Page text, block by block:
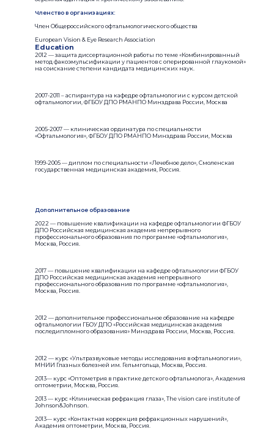
Членство в организациях:
Член Общероссийского офтальмологического общества
European Vision & Eye Research Association
Education
2012 — защита диссертационной работы по теме «Комбинированный
метод факоэмульсификации у пациентов с оперированной глаукомой»
на соискание степени кандидата медицинских наук.
2007-2011 – аспирантура на кафедре офтальмологии с курсом детской
офтальмологии, ФГБОУ ДПО РМАНПО Минздрава России, Москва​
2005-2007 — клиническая ординатура по специальности
«Офтальмология», ФГБОУ ДПО РМАНПО Минздрава России, Москва
1999-2005 — диплом по специальности «Лечебное дело», Смоленская
государственная медицинская академия, Россия.​
Дополнительное образование​
2022 — повышение квалификации на кафедре офтальмологии ФГБОУ
ДПО Российская медицинская академия непрерывного
профессионального образования по программе «офтальмология»,
Москва, Россия.​
2017 — повышение квалификации на кафедре офтальмологии ФГБОУ
ДПО Российская медицинская академия непрерывного
профессионального образования по программе «офтальмология»,
Москва, Россия.​
2012 — дополнительное профессиональное образование на кафедре
офтальмологии ГБОУ ДПО «Российская медицинская академия
последипломного образования» Минздрава России, Москва, Россия.​
2012 — курс «Ультразвуковые методы исследования в офтальмологии»,
МНИИ Глазных болезней им. Гельмгольца, Москва, Россия.
2013— курс «Оптометрия в практике детского офтальмолога», Академия
оптометрии, Москва, Россия.
2013 — курс «Клиническая рефракция глаза», The vision care institute of
Johnson&Johnson.
2013— курс «Контактная коррекция рефракционных нарушений»,
Академия оптометрии, Москва, Россия.